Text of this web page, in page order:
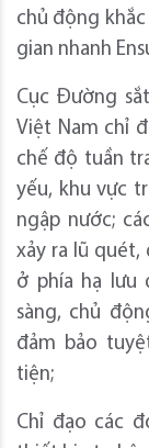
chủ động
gian nhanh
Cục Đường
Việt Nam chỉ
chế độ tuần
yếu, khu vực
ngập nước;
xảy ra lũ quét,
ở phía hạ lưu
sàng, chủ
đảm bảo
tiện;
Chỉ đạo các